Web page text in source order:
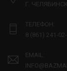
Г.
ТЕЛЕФОН:
8 (861) 241-
EMAIL: